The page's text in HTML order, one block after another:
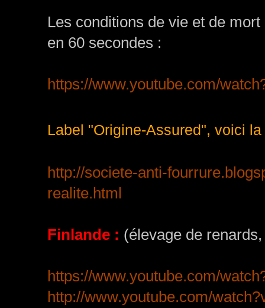
Les conditions de vie et de
en 60 secondes :
https://www.youtube.com/
Label "Origine-Assured", voici
http://societe-anti-
realite.html
Finlande : (élevage de
https://www.youtube.com/
http://www.youtube.com/